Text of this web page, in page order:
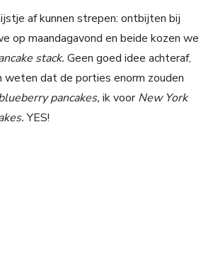
af kunnen strepen: ontbijten bij
op maandagavond en beide kozen we
stack. Geen goed idee achteraf,
weten dat de porties enorm zouden
pancakes, ik voorNew York
YES!